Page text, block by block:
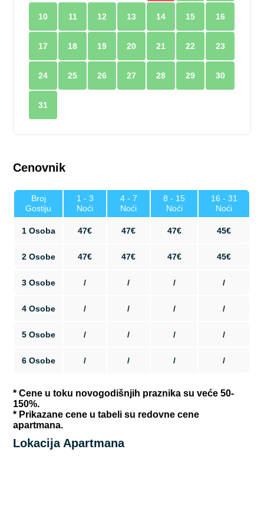
10 11 12 13 14 15 16
17 18 19 20 21 22 23
24 25 26 27 28 29 30
31
Cenovnik
Broj
Gostiju
1 - 3
Noći
4 - 7
Noći
8 - 15
Noći
16 - 31
Noći
1 Osoba 47€ 47€ 47€ 45€
2 Osobe 47€ 47€ 47€ 45€
3 Osobe / / / /
4 Osobe / / / /
5 Osobe / / / /
6 Osobe / / / /
* Cene u toku novogodišnjih praznika su veće 50-
150%.
* Prikazane cene u tabeli su redovne cene
apartmana.
Lokacija Apartmana